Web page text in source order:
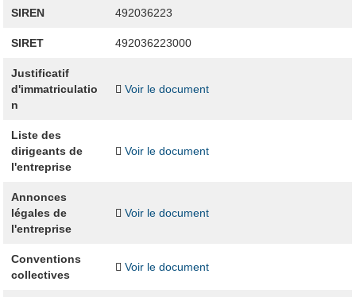
SIREN 492036223
SIRET 492036223000
Justificatif
d'immatriculatio
n
Voir le document
Liste des
dirigeants de
l'entreprise
Voir le document
Annonces
légales de
l'entreprise
Voir le document
Conventions
collectives
Voir le document